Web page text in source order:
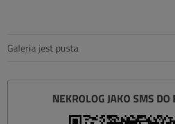
Galeria jest pusta
NEKROLOG JAKO SMS DO